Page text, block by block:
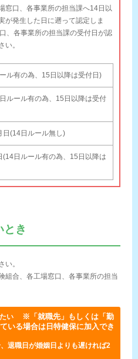
窓口、各事業所の担当課へ14日以
が発生した日に遡って認定しま
、各事業所の担当課の受付日が認
い。
ル有の為、15日以降は受付日)
ルール有の為、15日以降は受付
日(14日ルール無し)
(14日ルール有の為、15日以降は
とき
い。
組合、各工場窓口、各事業所の担当
たい
※「就職先」もしくは「勤
いる場合は日特健保に加入でき
退職日が婚姻日よりも遅ければ2